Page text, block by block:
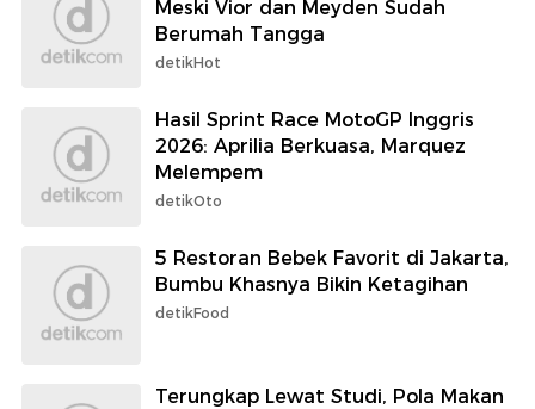
Meski Vior dan Meyden Sudah
Berumah Tangga
detikHot
Hasil Sprint Race MotoGP Inggris
2026: Aprilia Berkuasa, Marquez
Melempem
detikOto
5 Restoran Bebek Favorit di Jakarta,
Bumbu Khasnya Bikin Ketagihan
detikFood
Terungkap Lewat Studi, Pola Makan